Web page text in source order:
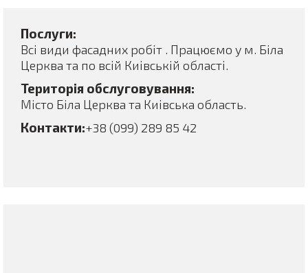
Послуги:
Всі види фасадних робіт . Працюємо у м. Біла
Церква та по всій Киівській області.
Територія обслуговування:
Місто Біла Церква та Киівська область.
Контакти:+38 (099) 289 85 42